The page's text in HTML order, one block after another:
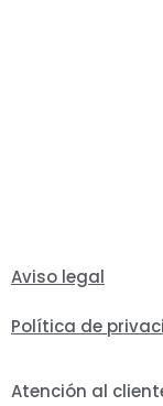
Aviso legal
Política de
Atención al